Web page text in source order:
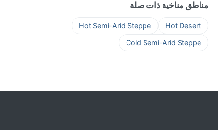
مناطق مناخية ذات صلة
Hot Desert
Hot Semi-Arid Steppe
Cold Semi-Arid Steppe